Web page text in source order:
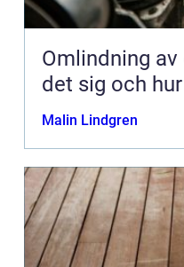
Omlindning av
det sig och
Malin Lindgren